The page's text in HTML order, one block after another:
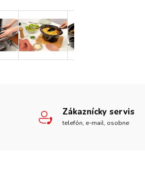
Zákaznícky servis
telefón, e-mail, osobne